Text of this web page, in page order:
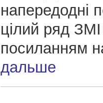
напередодні
цілий ряд
посиланням
дальше